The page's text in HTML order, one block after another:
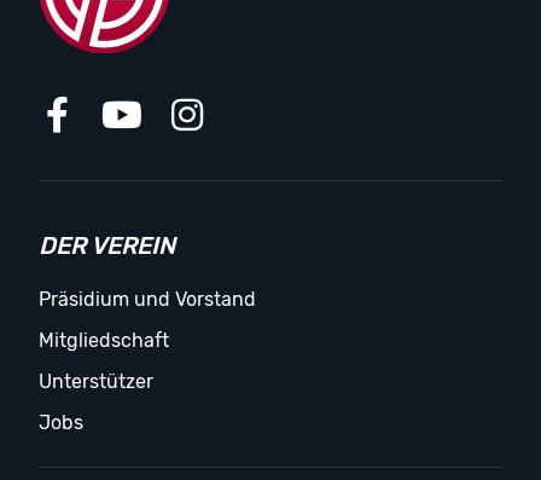
DER VEREIN
Präsidium und Vorstand
Mitgliedschaft
Unterstützer
Jobs